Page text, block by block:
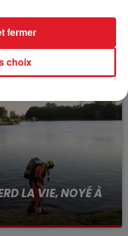
HOMICIDE
APRÈS LA...
le logement servait
LA VIE, NOYÉ À
choix
fermer